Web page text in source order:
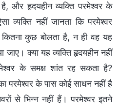
है, और हृदयहीन व्यक्ति परमेश्वर के
व्यक्ति नहीं जानता कि परमेश्वर
कितना कुछ बोलता है, न ही वह यह
क्या यह व्यक्ति हृदयहीन नहीं
के समक्ष शांत रह सकता है?
परमेश्वर के पास कोई साधन नहीं है
से भिन्न नहीं हैं। परमेश्वर इतने